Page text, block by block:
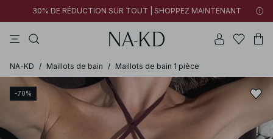
30% DE RÉDUCTION SUR TOUT | SHOPPEZ MAINTENANT
NA-KD / Maillots de bain / Maillots de bain 1 pièce
-70%